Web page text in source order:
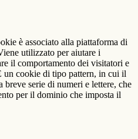
è associato alla piattaforma di
utilizzato per aiutare i
il comportamento dei visitatori e
un cookie di tipo pattern, in cui il
breve serie di numeri e lettere, che
per il dominio che imposta il